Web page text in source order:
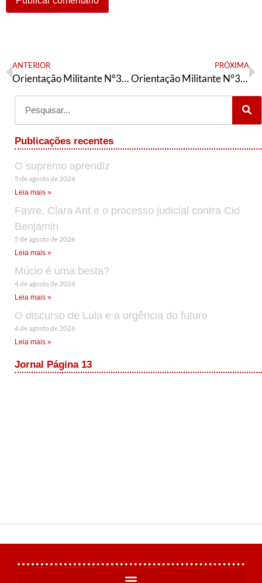
ANTERIOR
Orientação Militante N°317 (28 de fevereiro de 2022)
PRÓXIMA
Orientação Militante N°318 (02 de março de 2022)
Publicações recentes
O supremo aprendiz
5 de agosto de 2026
Leia mais »
Favre, Clara Ant e o processo judicial contra Cid
Benjamin
5 de agosto de 2026
Leia mais »
Múcio é uma besta?
4 de agosto de 2026
Leia mais »
O discurso de Lula e a urgência do futuro
4 de agosto de 2026
Leia mais »
Jornal Página 13